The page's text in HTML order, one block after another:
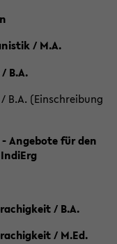
/ M.A.
B.A.
B.A. (Einschreibung
Angebote für den
/ B.A.
/ M.Ed.